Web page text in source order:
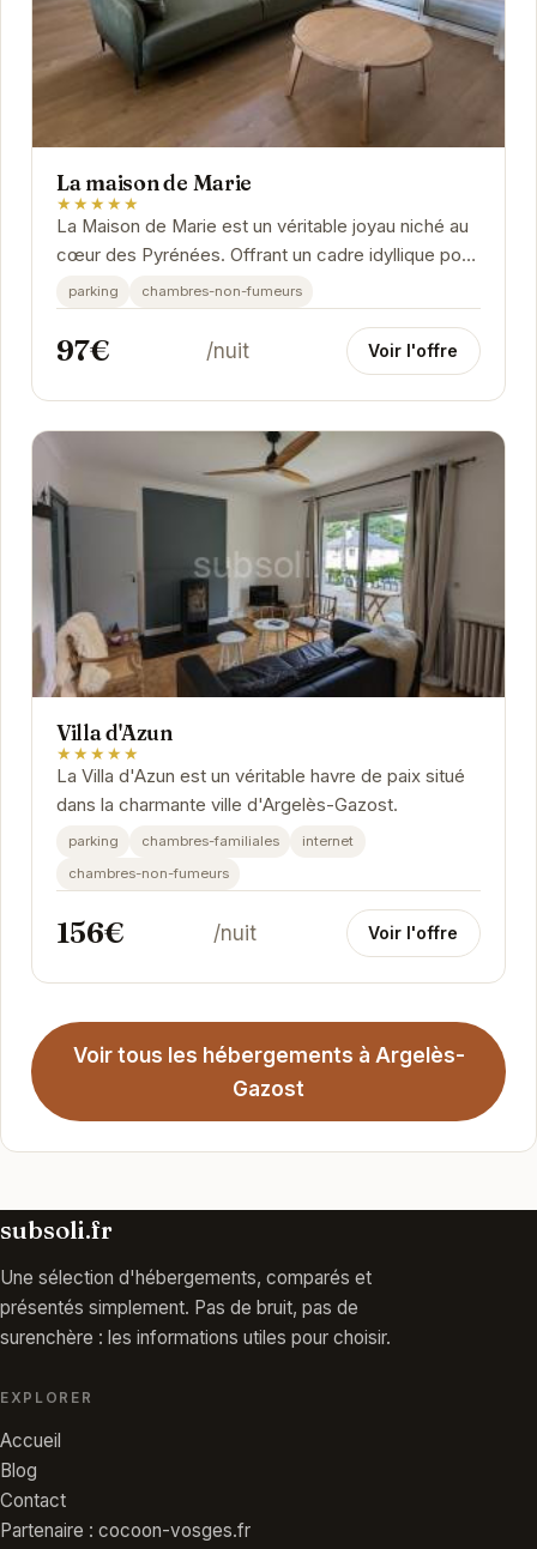
La maison de Marie
★★★★★
La Maison de Marie est un véritable joyau niché au
cœur des Pyrénées. Offrant un cadre idyllique pour
une escapade romantique ou des vacances en...
parking chambres-non-fumeurs
97€ /nuit Voir l'offre
Villa d'Azun
★★★★★
La Villa d'Azun est un véritable havre de paix situé
dans la charmante ville d'Argelès-Gazost.
parking chambres-familiales
internet
chambres-non-fumeurs
156€ /nuit Voir l'offre
Voir tous les hébergements à Argelès-
Gazost
subsoli.fr
Une sélection d'hébergements, comparés et
présentés simplement. Pas de bruit, pas de
surenchère : les informations utiles pour choisir.
EXPLORER
Accueil
Blog
Contact
Partenaire : cocoon-vosges.fr